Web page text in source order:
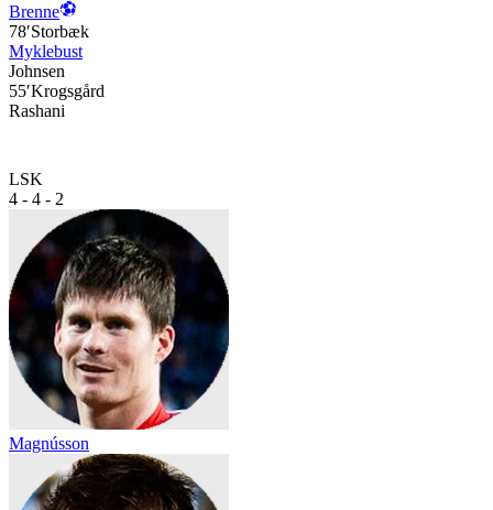
Brenne
78′Storbæk
Myklebust
Johnsen
55′Krogsgård
Rashani
LSK
4 - 4 - 2
Magnússon